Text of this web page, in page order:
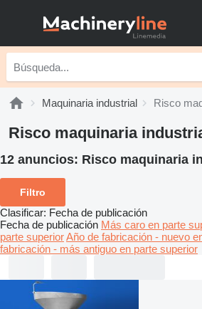
Maquinaria industrial Risco
Risco maquinaria
12 anuncios: Risco maquinaria
Filtro
Clasificar: Fecha de publicación
Fecha de publicación Más caro en parte
parte superiorAño de fabricación - nuevo
fabricación - más antiguo en parte superior